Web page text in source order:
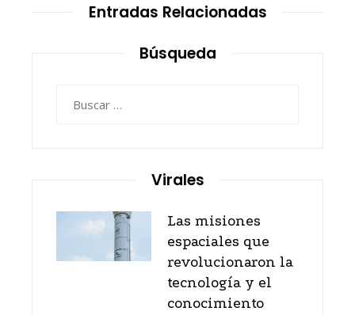
Entradas Relacionadas
Búsqueda
Virales
Las misiones
espaciales que
revolucionaron la
tecnología y el
conocimiento